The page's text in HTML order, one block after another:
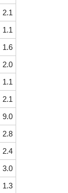
2.1
1.1
1.6
2.0
1.1
2.1
9.0
2.8
2.4
3.0
1.3